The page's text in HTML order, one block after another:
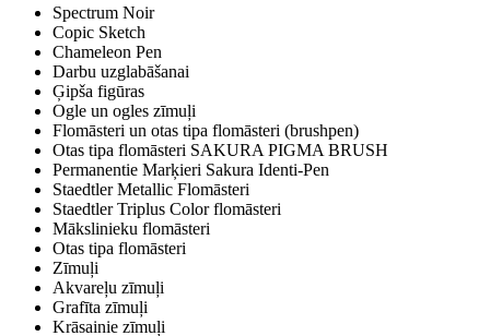
Spectrum Noir
Copic Sketch
Chameleon Pen
Darbu uzglabāšanai
Ģipša figūras
Ogle un ogles zīmuļi
Flomāsteri un otas tipa flomāsteri (brushpen)
Otas tipa flomāsteri SAKURA PIGMA BRUSH
Permanentie Marķieri Sakura Identi-Pen
Staedtler Metallic Flomāsteri
Staedtler Triplus Color flomāsteri
Mākslinieku flomāsteri
Otas tipa flomāsteri
Zīmuļi
Akvareļu zīmuļi
Grafīta zīmuļi
Krāsainie zīmuļi